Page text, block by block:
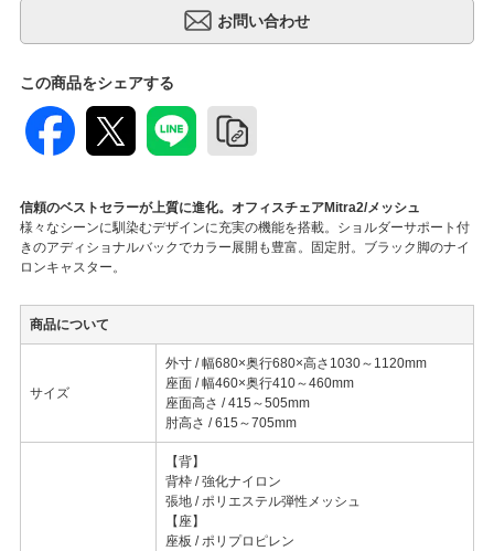
この商品をシェアする
信頼のベストセラーが上質に進化。オフィスチェアMitra2/メッシュ
様々なシーンに馴染むデザインに充実の機能を搭載。ショルダーサポート付
きのアディショナルバックでカラー展開も豊富。固定肘。ブラック脚のナイ
ロンキャスター。
商品について
サイズ
外寸 / 幅680×奥行680×高さ1030～1120mm
座面 / 幅460×奥行410～460mm
座面高さ / 415～505mm
肘高さ / 615～705mm
【背】
背枠 / 強化ナイロン
張地 / ポリエステル弾性メッシュ
【座】
座板 / ポリプロピレン